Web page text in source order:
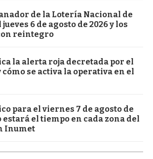
de la Lotería Nacional de
6 de agosto de 2026 y los
reintegro
la alerta roja decretada por el
se activa la operativa en el
para el viernes 7 de agosto de
estará el tiempo en cada zona del
Inumet